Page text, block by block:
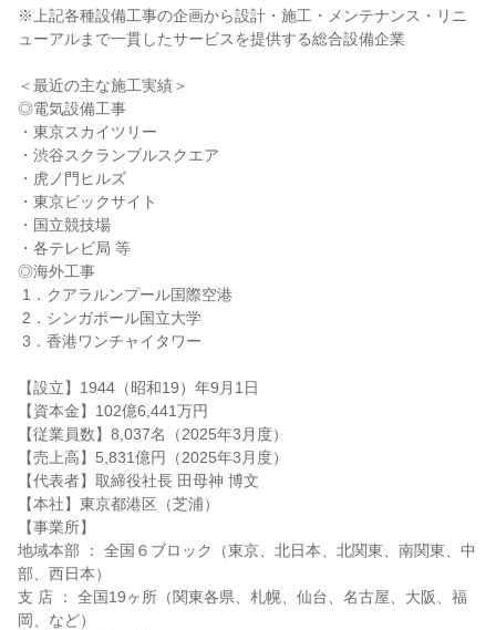
※上記各種設備工事の企画から設計・施工・メンテナンス・リニ
ューアルまで一貫したサービスを提供する総合設備企業
＜最近の主な施工実績＞
◎電気設備工事
・東京スカイツリー
・渋谷スクランブルスクエア
・虎ノ門ヒルズ
・東京ビックサイト
・国立競技場
・各テレビ局 等
◎海外工事
【設立】1944（昭和19）年9月1日
【資本金】102億6,441万円
【従業員数】8,037名（2025年3月度）
【売上高】5,831億円（2025年3月度）
【代表者】取締役社長 田母神 博文
【本社】東京都港区（芝浦）
【事業所】
地域本部 ： 全国６ブロック（東京、北日本、北関東、南関東、中
部、西日本）
支 店 ： 全国19ヶ所（関東各県、札幌、仙台、名古屋、大阪、福
岡、など）